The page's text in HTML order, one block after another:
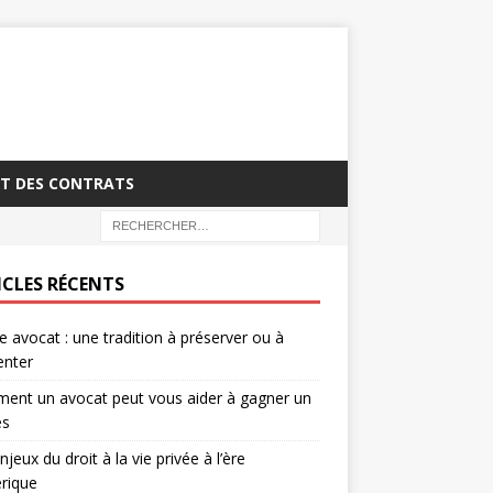
DES CONTRATS
RÉCENTS
avocat : une tradition à préserver ou à
un avocat peut vous aider à gagner un
du droit à la vie privée à l’ère